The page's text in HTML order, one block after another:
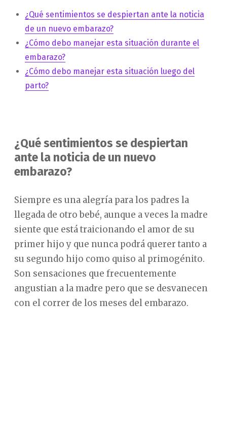
¿Qué sentimientos se despiertan ante la noticia
de un nuevo embarazo?
¿Cómo debo manejar esta situación durante el
embarazo?
¿Cómo debo manejar esta situación luego del
parto?
¿Qué sentimientos se despiertan
ante la noticia de un nuevo
embarazo?
Siempre es una alegría para los padres la
llegada de otro bebé, aunque a veces la madre
siente que está traicionando el amor de su
primer hijo y que nunca podrá querer tanto a
su segundo hijo como quiso al primogénito.
Son sensaciones que frecuentemente
angustian a la madre pero que se desvanecen
con el correr de los meses del embarazo.